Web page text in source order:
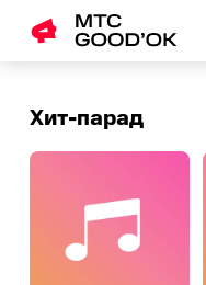
телефона
Хит-парад